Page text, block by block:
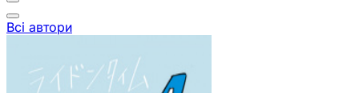
Всі автори